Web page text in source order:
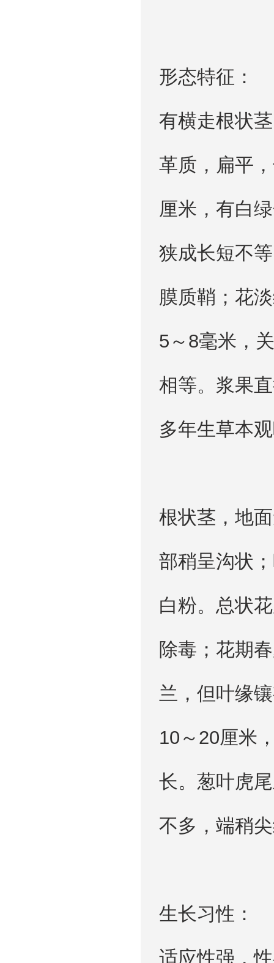
形态特征：
有横走根状
革质，扁平
厘米，有白
狭成长短不
膜质鞘；花
5～8毫米，
相等。浆果
多年生草本
根状茎，地
部稍呈沟状
白粉。总状
除毒；花期
兰，但叶缘
10～20厘米
长。葱叶虎
不多，端稍
生长习性：
适应性强，